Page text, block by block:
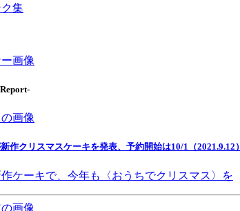
集
作クリスマスケーキを発表、予約開始は10/1（2021.9.12）
ケーキで、今年も〈おうちでクリスマス〉を